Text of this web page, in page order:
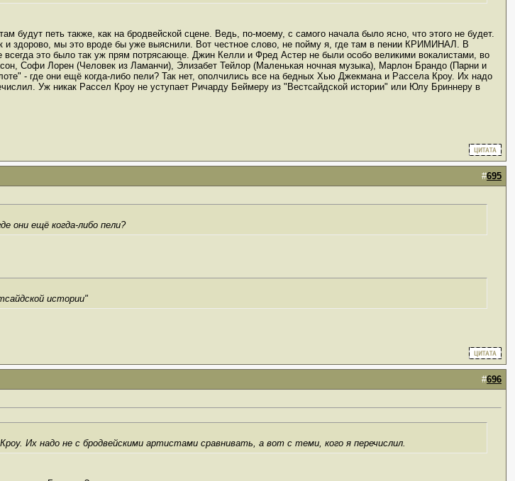
петь также, как на бродвейской сцене. Ведь, по-моему, с самого начала было ясно, что этого не будет.
и здорово, мы это вроде бы уже выяснили. Вот честное слово, не пойму я, где там в пении КРИМИНАЛ. В
всегда это было так уж прям потрясающе. Джин Келли и Фред Астер не были особо великими вокалистами, во
Софи Лорен (Человек из Ламанчи), Элизабет Тейлор (Маленькая ночная музыка), Марлон Брандо (Парни и
- где они ещё когда-либо пели? Так нет, ополчились все на бедных Хью Джекмана и Рассела Кроу. Их надо
Уж никак Рассел Кроу не уступает Ричарду Беймеру из "Вестсайдской истории" или Юлу Бриннеру в
#695
они ещё когда-либо пели?
истории"
#696
Их надо не с бродвейскими артистами сравнивать, а вот с теми, кого я перечислил.